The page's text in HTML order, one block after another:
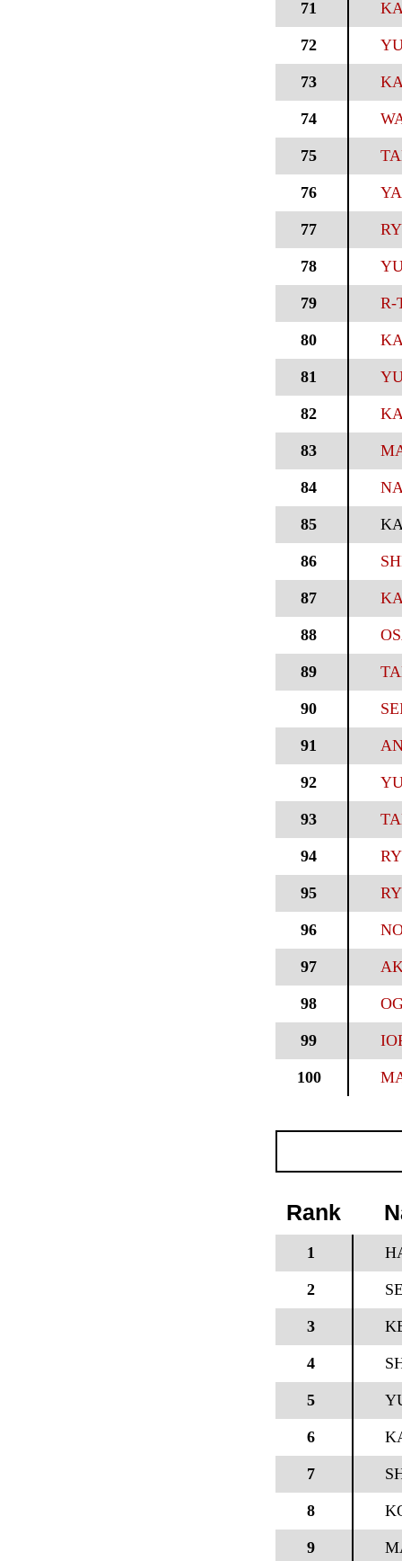
71
72
73
74
75
76
77
78
79 R-
80
81
82
83
84
85
86
87
88
89
90
91
92
93
94
95
96
97
98
99
100
Rank
1
2
3
4
5
6
7
8
9